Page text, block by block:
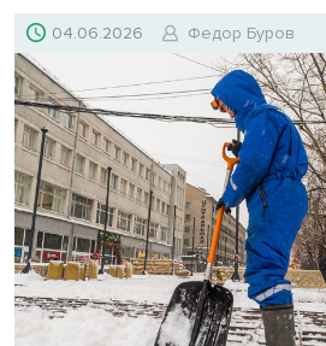
04.06.2026 Федор Буров